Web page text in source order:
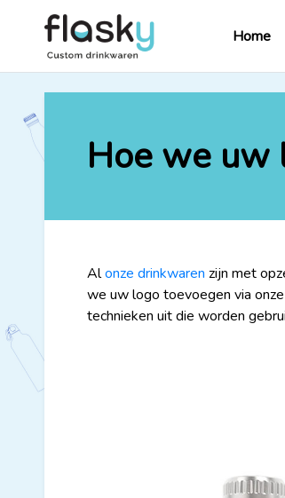
Home
Hoe we uw
Alonze drinkwaren zijn met
we uw logo toevoegen via
technieken uit die worden